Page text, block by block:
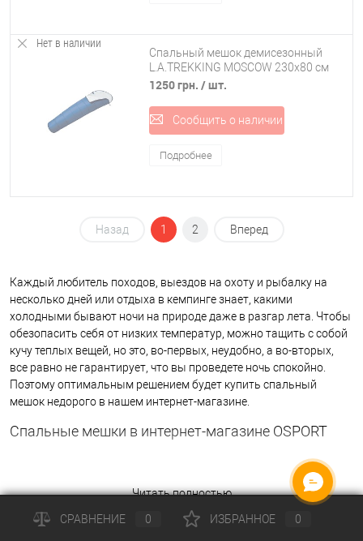
Нет в наличии
Спальный мешок демисезонный
L.A.TREKKING MOSCOW 230x80 см
(82226)
1250 грн. / шт.
Сообщить о наличии
Подробнее
Назад 1 2 Вперед
Каждый любитель походов, выездов на охоту и рыбалку на
несколько дней или отдыха в кемпинге знает, какими
холодными бывают ночи на природе даже в разгар лета. Чтобы
обезопасить себя от низких температур, можно тащить с собой
кучу теплых вещей, но это, во-первых, неудобно, а во-вторых,
все равно не гарантирует, что вы проведете ночь спокойно.
Поэтому оптимальным решением будет купить спальный
мешок недорого в нашем интернет-магазине.
Спальные мешки в интернет-магазине OSPORT
Читать полностью
СРАВНЕНИЕ
0 ИЗБРАННОЕ 0